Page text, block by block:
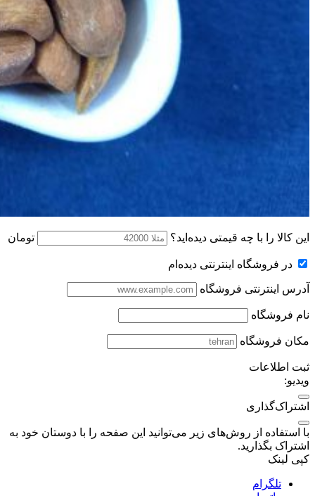
این کالا را با چه قیمتی دیده‌اید؟ تومان
در فروشگاه اینترنتی دیده‌ام
آدرس اینترنتی فروشگاه
نام فروشگاه
مکان فروشگاه
ثبت اطلاعات
ویدیو:
اشتراک‌گذاری
با استفاده از روش‌های زیر می‌توانید این صفحه را با دوستان خود به
اشتراک بگذارید.
کپی لینک
تلگرام